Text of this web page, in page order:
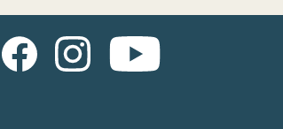
FacebookInstagramYouTube